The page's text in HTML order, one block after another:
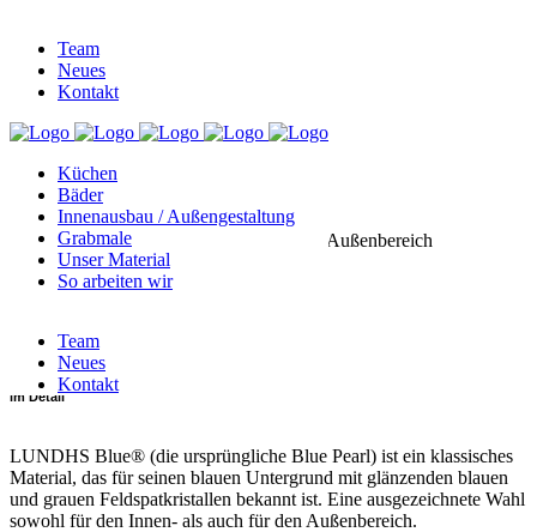
Team
Neues
Kontakt
Küchen
Bäder
Innenausbau / Außengestaltung
Grabmale
Unser Material
So arbeiten wir
Team
Neues
Kontakt
Kategorie
für Küchenprojekte, für Innenbereich, für Außenbereich
Hartgestein
im Detail
LUNDHS Blue® (die ursprüngliche Blue Pearl) ist ein klassisches
Material, das für seinen blauen Untergrund mit glänzenden blauen
und grauen Feldspatkristallen bekannt ist. Eine ausgezeichnete Wahl
sowohl für den Innen- als auch für den Außenbereich.